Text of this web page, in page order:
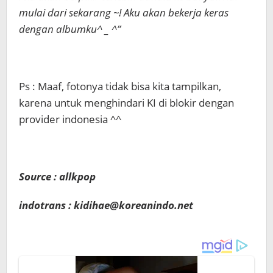
mulai dari sekarang ~! Aku akan bekerja keras
dengan albumku^ _ ^”
Ps : Maaf, fotonya tidak bisa kita tampilkan,
karena untuk menghindari KI di blokir dengan
provider indonesia ^^
Source : allkpop
indotrans : kidihae@koreanindo.net